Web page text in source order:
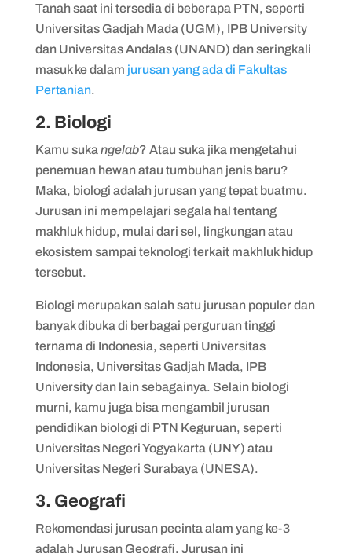
Tanah saat ini tersedia di beberapa PTN, seperti
Universitas Gadjah Mada (UGM), IPB University
dan Universitas Andalas (UNAND) dan seringkali
masuk ke dalam jurusan yang ada di Fakultas
Pertanian.
2. Biologi
Kamu suka ngelab? Atau suka jika mengetahui
penemuan hewan atau tumbuhan jenis baru?
Maka, biologi adalah jurusan yang tepat buatmu.
Jurusan ini mempelajari segala hal tentang
makhluk hidup, mulai dari sel, lingkungan atau
ekosistem sampai teknologi terkait makhluk hidup
tersebut.
Biologi merupakan salah satu jurusan populer dan
banyak dibuka di berbagai perguruan tinggi
ternama di Indonesia, seperti Universitas
Indonesia, Universitas Gadjah Mada, IPB
University dan lain sebagainya. Selain biologi
murni, kamu juga bisa mengambil jurusan
pendidikan biologi di PTN Keguruan, seperti
Universitas Negeri Yogyakarta (UNY) atau
Universitas Negeri Surabaya (UNESA).
3. Geografi
Rekomendasi jurusan pecinta alam yang ke-3
adalah Jurusan Geografi. Jurusan ini